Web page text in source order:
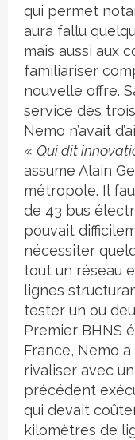
qui permet
aura fallu
mais aussi aux
familiariser
nouvelle offre.
service des
Nemo n’avait
« Qui dit
assume Alain
métropole. Il
de 43 bus
pouvait
nécessiter
tout un réseau
lignes
tester un ou
Premier BHNS
France, Nemo
rivaliser avec
précédent
qui devait
kilomètres de